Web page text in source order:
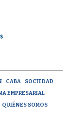
CABA
SOCIEDAD
EMPRESARIAL
QUIÉNES SOMOS